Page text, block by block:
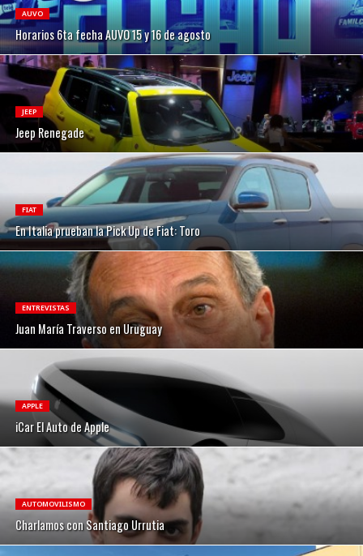
AUVO
Horarios 6ta fecha AUVO 15 y 16 de agosto
JEEP
Jeep Renegade
FIAT
En Italia prueban la Pick Up de Fiat: Toro
ENTREVISTAS
Juan María Traverso en Uruguay
APPLE
iCar El Auto de Apple
AUTOMOVILISMO
Charlamos con Santiago Urrutia